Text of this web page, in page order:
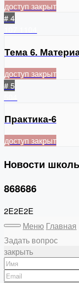
доступ закрыт
# 4
Тема 6.
доступ закрыт
# 5
Практика-6
доступ закрыт
Новости
868686
2E2E2E
Меню Главная
Задать вопрос
закрыть